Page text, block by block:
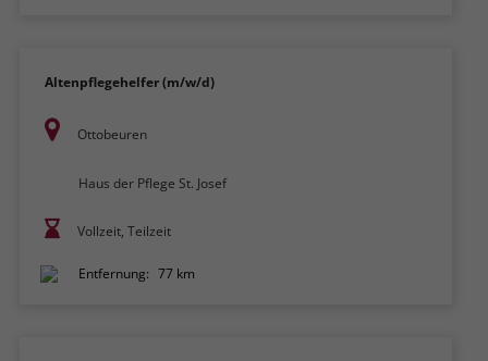
Altenpflegehelfer (m/w/d)
Ottobeuren
Haus der Pflege St. Josef
Vollzeit, Teilzeit
Entfernung: 77 km